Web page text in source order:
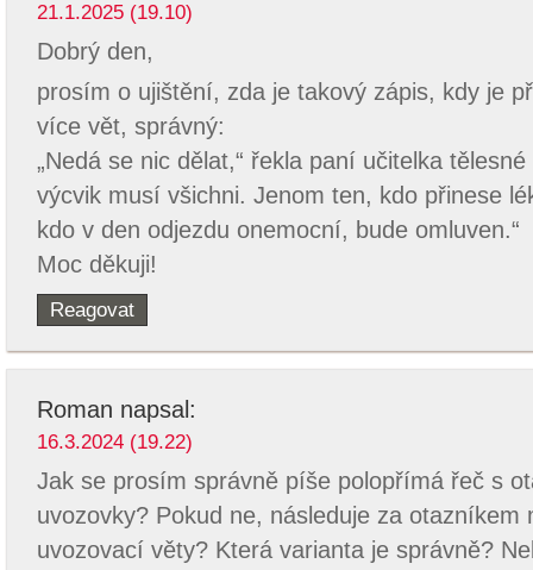
21.1.2025 (19.10)
Dobrý den,
prosím o ujištění, zda je takový zápis, kdy je
více vět, správný:
„Nedá se nic dělat,“ řekla paní učitelka
výcvik musí všichni. Jenom ten, kdo přinese
kdo v den odjezdu onemocní, bude omluven.“
Moc děkuji!
Reagovat
Roman napsal:
16.3.2024 (19.22)
Jak se prosím správně píše polopřímá řeč s
uvozovky? Pokud ne, následuje za otazníkem
uvozovací věty? Která varianta je správně?